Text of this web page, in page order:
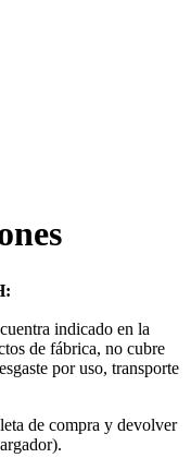
indicado en la
de fábrica, no cubre
por uso, transporte
de compra y devolver